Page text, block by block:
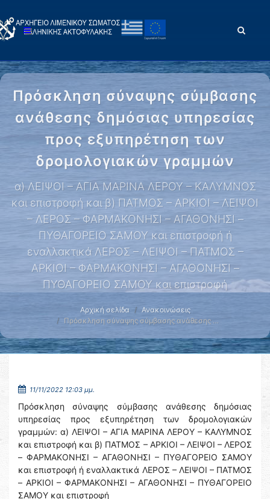
Πρόσκληση σύναψης σύμβασης
ανάθεσης δημόσιας υπηρεσίας
προς εξυπηρέτηση των
δρομολογιακών γραμμών
α) ΛΕΙΨΟΙ – ΑΓΙΑ ΜΑΡΙΝΑ ΛΕΡΟΥ – ΚΑΛΥΜΝΟΣ
και επιστροφή και β) ΠΑΤΜΟΣ – ΑΡΚΙΟΙ – ΛΕΙΨΟΙ
– ΛΕΡΟΣ – ΦΑΡΜΑΚΟΝΗΣΙ – ΑΓΑΘΟΝΗΣΙ –
ΠΥΘΑΓΟΡΕΙΟ ΣΑΜΟΥ και επιστροφή ή
εναλλακτικά ΛΕΡΟΣ – ΛΕΙΨΟΙ – ΠΑΤΜΟΣ –
ΑΡΚΙΟΙ – ΦΑΡΜΑΚΟΝΗΣΙ – ΑΓΑΘΟΝΗΣΙ –
ΠΥΘΑΓΟΡΕΙΟ ΣΑΜΟΥ και επιστροφή
Αρχική σελίδα
Ανακοινώσεις
Πρόσκληση σύναψης σύμβασης ανάθεσης …
11/11/2022 12:03 μμ.
Πρόσκληση σύναψης σύμβασης ανάθεσης δημόσιας
υπηρεσίας προς εξυπηρέτηση των δρομολογιακών
γραμμών: α) ΛΕΙΨΟΙ – ΑΓΙΑ ΜΑΡΙΝΑ ΛΕΡΟΥ – ΚΑΛΥΜΝΟΣ
και επιστροφή και β) ΠΑΤΜΟΣ – ΑΡΚΙΟΙ – ΛΕΙΨΟΙ – ΛΕΡΟΣ
– ΦΑΡΜΑΚΟΝΗΣΙ – ΑΓΑΘΟΝΗΣΙ – ΠΥΘΑΓΟΡΕΙΟ ΣΑΜΟΥ
και επιστροφή ή εναλλακτικά ΛΕΡΟΣ – ΛΕΙΨΟΙ – ΠΑΤΜΟΣ
– ΑΡΚΙΟΙ – ΦΑΡΜΑΚΟΝΗΣΙ – ΑΓΑΘΟΝΗΣΙ – ΠΥΘΑΓΟΡΕΙΟ
ΣΑΜΟΥ και επιστροφή